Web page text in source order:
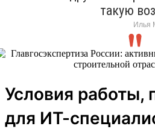
такую
Илья
Условия работы,
для ИТ-